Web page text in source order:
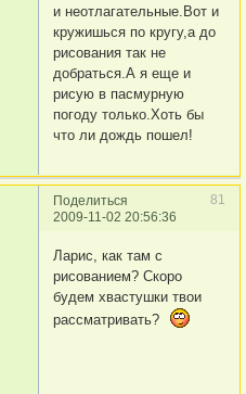
и неотлагательные.Вот и
кружишься по кругу,а до
рисования так не
добраться.А я еще и
рисую в пасмурную
погоду только.Хоть бы
что ли дождь пошел!
Поделиться
81
2009-11-02 20:56:36
Ларис, как там с
рисованием? Скоро
будем хвастушки твои
рассматривать?